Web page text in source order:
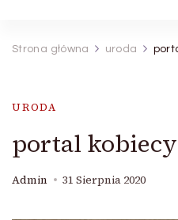
Strona główna uroda
URODA
portal
Admin 31 Sierpnia 2020